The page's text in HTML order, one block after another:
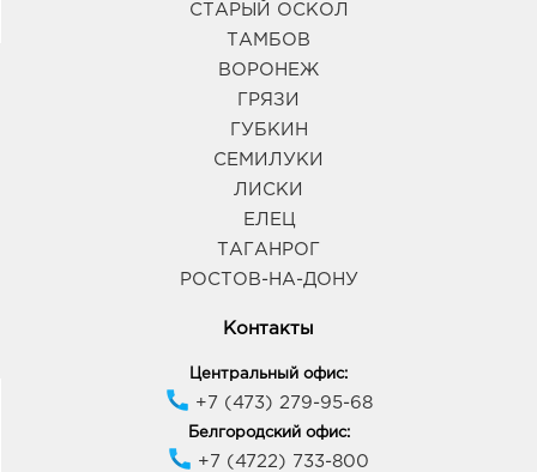
СТАРЫЙ ОСКОЛ
ТАМБОВ
ВОРОНЕЖ
ГРЯЗИ
ГУБКИН
СЕМИЛУКИ
ЛИСКИ
ЕЛЕЦ
ТАГАНРОГ
РОСТОВ-НА-ДОНУ
Контакты
Центральный офис:
+7 (473) 279-95-68
Белгородский офис:
+7 (4722) 733-800